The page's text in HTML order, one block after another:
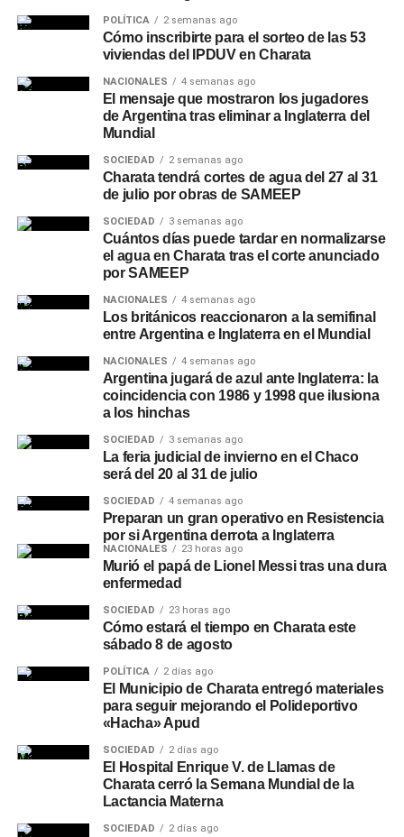
POLÍTICA 2 semanas ago
Cómo inscribirte para el sorteo de las 53
viviendas del IPDUV en Charata
NACIONALES 4 semanas ago
El mensaje que mostraron los jugadores
de Argentina tras eliminar a Inglaterra del
Mundial
SOCIEDAD 2 semanas ago
Charata tendrá cortes de agua del 27 al 31
de julio por obras de SAMEEP
SOCIEDAD 3 semanas ago
Cuántos días puede tardar en normalizarse
el agua en Charata tras el corte anunciado
por SAMEEP
NACIONALES 4 semanas ago
Los británicos reaccionaron a la semifinal
entre Argentina e Inglaterra en el Mundial
NACIONALES 4 semanas ago
Argentina jugará de azul ante Inglaterra: la
coincidencia con 1986 y 1998 que ilusiona
a los hinchas
SOCIEDAD 3 semanas ago
La feria judicial de invierno en el Chaco
será del 20 al 31 de julio
SOCIEDAD 4 semanas ago
Preparan un gran operativo en Resistencia
por si Argentina derrota a Inglaterra
NACIONALES 23 horas ago
Murió el papá de Lionel Messi tras una dura
enfermedad
SOCIEDAD 23 horas ago
Cómo estará el tiempo en Charata este
sábado 8 de agosto
POLÍTICA 2 días ago
El Municipio de Charata entregó materiales
para seguir mejorando el Polideportivo
«Hacha» Apud
SOCIEDAD 2 días ago
El Hospital Enrique V. de Llamas de
Charata cerró la Semana Mundial de la
Lactancia Materna
SOCIEDAD 2 días ago